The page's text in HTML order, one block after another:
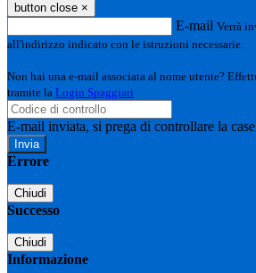
button close ×
E-mail Verrà
all'indirizzo indicato con le istruzioni necessarie.
Non hai una e-mail associata al nome utente?
tramite la Login Spaggiari
E-mail inviata, si prega di controllare la
Errore
Chiudi
Successo
Chiudi
Informazione